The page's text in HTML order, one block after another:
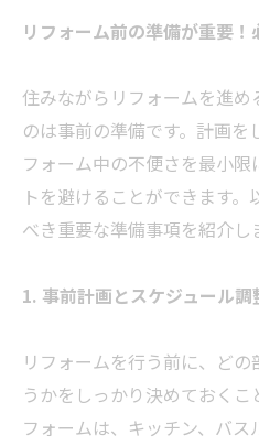
リフォーム前の準備が重要
住みながらリフォームを進
のは事前の準備です。計画を
フォーム中の不便さを最小
トを避けることができます
べき重要な準備事項を紹介し
1. 事前計画とスケジュール調
リフォームを行う前に、ど
うかをしっかり決めておく
フォームは、キッチン、バ